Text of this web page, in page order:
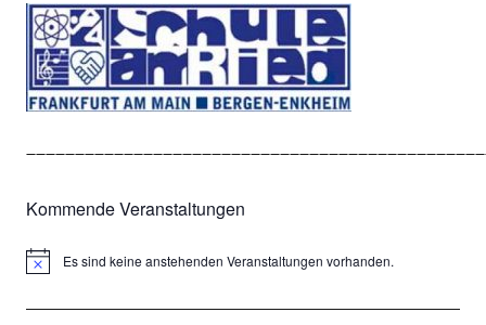
Kommende Veranstaltungen
HinweisEs sind keine anstehenden Veranstaltungen vorhanden.